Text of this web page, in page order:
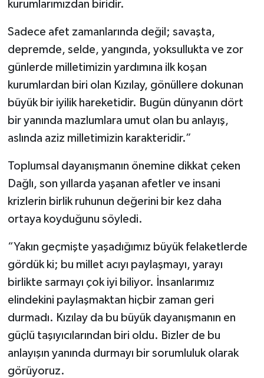
kurumlarımızdan biridir.
Sadece afet zamanlarında değil; savaşta,
depremde, selde, yangında, yoksullukta ve zor
günlerde milletimizin yardımına ilk koşan
kurumlardan biri olan Kızılay, gönüllere dokunan
büyük bir iyilik hareketidir. Bugün dünyanın dört
bir yanında mazlumlara umut olan bu anlayış,
aslında aziz milletimizin karakteridir.”
Toplumsal dayanışmanın önemine dikkat çeken
Dağlı, son yıllarda yaşanan afetler ve insani
krizlerin birlik ruhunun değerini bir kez daha
ortaya koyduğunu söyledi.
“Yakın geçmişte yaşadığımız büyük felaketlerde
gördük ki; bu millet acıyı paylaşmayı, yarayı
birlikte sarmayı çok iyi biliyor. İnsanlarımız
elindekini paylaşmaktan hiçbir zaman geri
durmadı. Kızılay da bu büyük dayanışmanın en
güçlü taşıyıcılarından biri oldu. Bizler de bu
anlayışın yanında durmayı bir sorumluluk olarak
görüyoruz.